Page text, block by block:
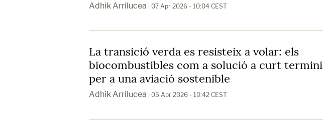
Adhik Arrilucea | 07 Apr 2026 - 10:04 CEST
La transició verda es resisteix a volar: els
biocombustibles com a solució a curt termini
per a una aviació sostenible
Adhik Arrilucea | 05 Apr 2026 - 10:42 CEST